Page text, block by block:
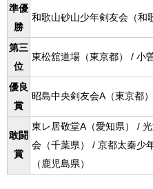
準優
勝
和歌山砂山少年剣友会（和
第三
位
東松舘道場（東京都） / 小
優良
賞
昭島中央剣友会A（東京都）
敢闘
賞
東レ居敬堂A（愛知県） /
会（千葉県） / 京都太秦少
（鹿児島県）